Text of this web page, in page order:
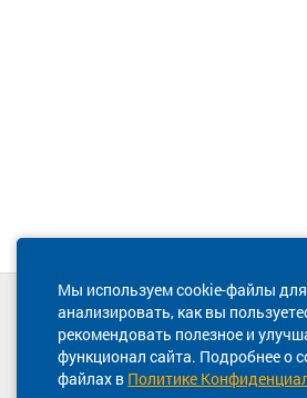
Мы используем cookie-файлы для
анализировать, как вы
рекомендовать полезное и
функционал сайта. Подробнее о
файлах в Политике
Техническая
8 800 600-